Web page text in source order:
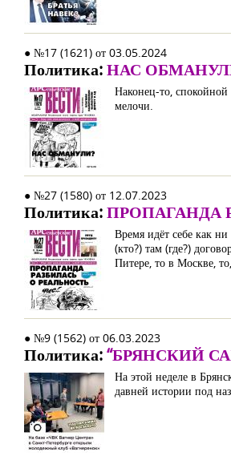
● №17 (1621) от 03.05.2024
Политика:НАС
Наконец-то,
мелочи.
● №27 (1580) от 12.07.2023
Политика:ПРОПАГАНДА
Время идёт себе как
(кто?) там (где?)
Питере, то в Москве,
● №9 (1562) от 06.03.2023
Политика:“БРЯНСКИЙ
На этой неделе в
давней истории под